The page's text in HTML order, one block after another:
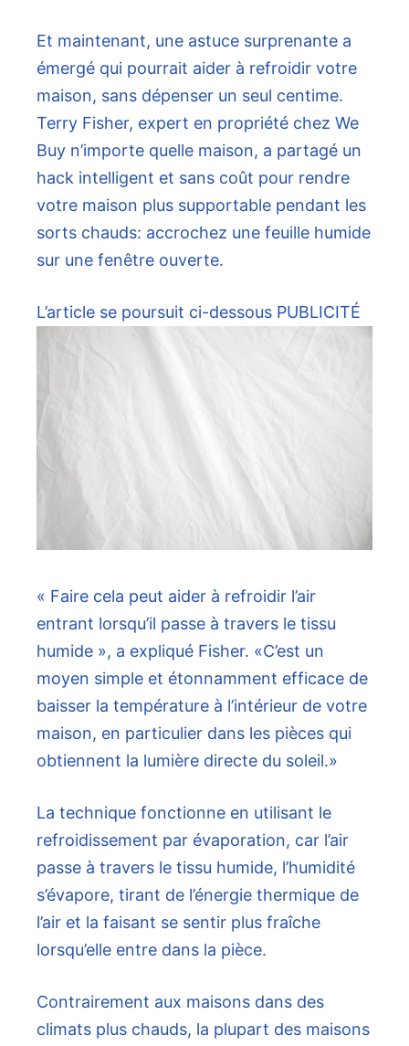
Et maintenant, une astuce surprenante a
émergé qui pourrait aider à refroidir votre
maison, sans dépenser un seul centime.
Terry Fisher, expert en propriété chez We
Buy n’importe quelle maison, a partagé un
hack intelligent et sans coût pour rendre
votre maison plus supportable pendant les
sorts chauds: accrochez une feuille humide
sur une fenêtre ouverte.
L’article se poursuit ci-dessous PUBLICITÉ
« Faire cela peut aider à refroidir l’air
entrant lorsqu’il passe à travers le tissu
humide », a expliqué Fisher. «C’est un
moyen simple et étonnamment efficace de
baisser la température à l’intérieur de votre
maison, en particulier dans les pièces qui
obtiennent la lumière directe du soleil.»
La technique fonctionne en utilisant le
refroidissement par évaporation, car l’air
passe à travers le tissu humide, l’humidité
s’évapore, tirant de l’énergie thermique de
l’air et la faisant se sentir plus fraîche
lorsqu’elle entre dans la pièce.
Contrairement aux maisons dans des
climats plus chauds, la plupart des maisons